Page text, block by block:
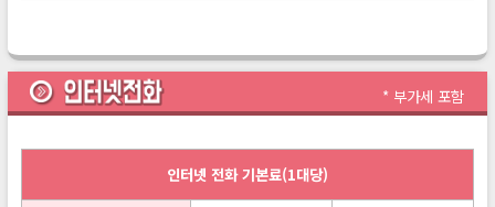
* 부가세 포함
인터넷 전화 기본료(1대당)